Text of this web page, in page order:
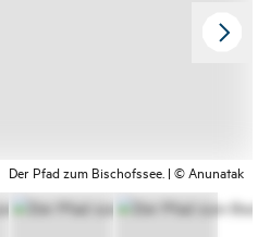
Der Pfad zum Bischofssee. | © Anunatak